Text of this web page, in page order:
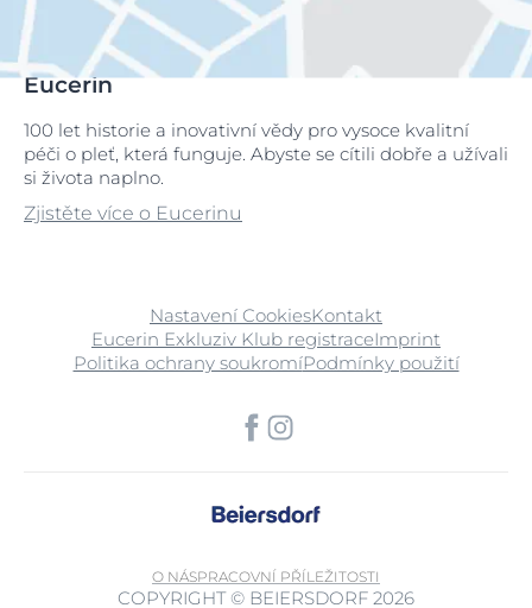
Eucerin
100 let historie a inovativní vědy pro vysoce kvalitní
péči o pleť, která funguje. Abyste se cítili dobře a užívali
si života naplno.
Zjistěte více o Eucerinu
Nastavení CookiesKontakt
Eucerin Exkluziv Klub registraceImprint
Politika ochrany soukromíPodmínky použití
O NÁSPRACOVNÍ PŘÍLEŽITOSTI
COPYRIGHT © BEIERSDORF 2026